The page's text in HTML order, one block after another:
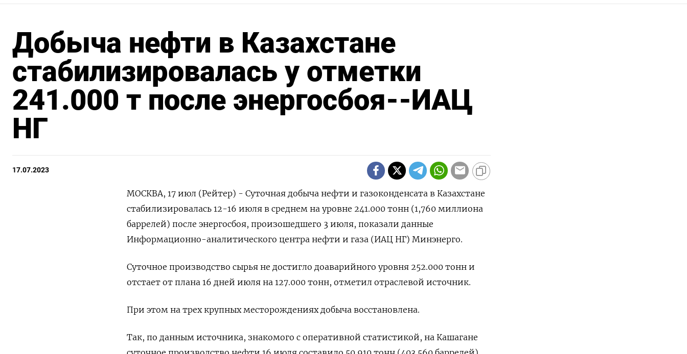
Добыча нефти в Казахстане
стабилизировалась у отметки
241.000 т после энергосбоя--ИАЦ
НГ
17.07.2023
МОСКВА, 17 июл (Рейтер) - Суточная добыча нефти и газоконденсата в Казахстане
стабилизировалась 12-16 июля в среднем на уровне 241.000 тонн (1,760 миллиона
баррелей) после энергосбоя, произошедшего 3 июля, показали данные
Информационно-аналитического центра нефти и газа (ИАЦ НГ) Минэнерго.
Суточное производство сырья не достигло доаварийного уровня 252.000 тонн и
отстает от плана 16 дней июля на 127.000 тонн, отметил отраслевой источник.
При этом на трех крупных месторождениях добыча восстановлена.
Так, по данным источника, знакомого с оперативной статистикой, на Кашагане